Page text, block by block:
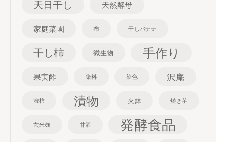
天日干し 天然酵母
家庭菜園 布 干しバナナ
干し柿 微生物 手作り
果実酢 染料 染色 沢庵
渋柿 漬物 火鉢 焼き芋
玄米麹 甘酒 発酵食品